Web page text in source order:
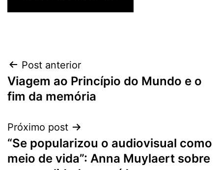
Navegação
de
Post anterior
Viagem ao Princípio do Mundo e o
fim da memória
Próximo post
“Se popularizou o audiovisual como
meio de vida”: Anna Muylaert sobre